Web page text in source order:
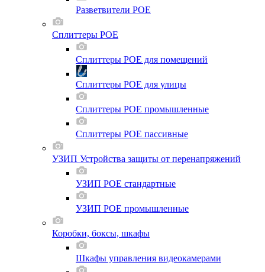
Разветвители POE
Сплиттеры POE
Сплиттеры POE для помещений
Сплиттеры POE для улицы
Сплиттеры POE промышленные
Сплиттеры POE пассивные
УЗИП Устройства защиты от перенапряжений
УЗИП POE стандартные
УЗИП POE промышленные
Коробки, боксы, шкафы
Шкафы управления видеокамерами